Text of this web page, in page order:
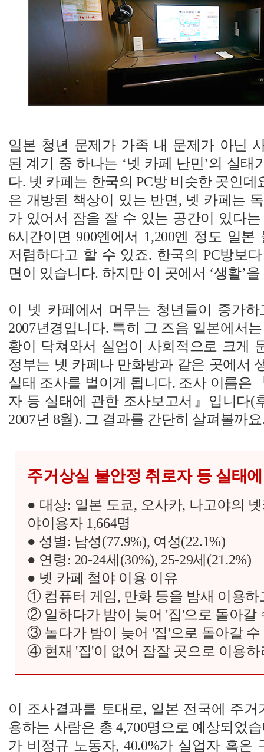
일본 청년 문제가 가족 내 문제가 아닌
된 계기 중 하나는 ‘넷 카페 난민’의 실태
다. 넷 카페는 한국의 PC방 비슷한 곳인데
은 개방된 책상이 있는 반면, 넷 카페는
가 있어서 잠을 잘 수 있는 공간이 있다
6시간이면 900엔에서 1,200엔 정도 일
저렴하다고 할 수 있죠. 한국의 PC방보
면이 있습니다. 하지만 이 곳에서 ‘생활’
이 넷 카페에서 머무는 청년들이 증가
2007년경입니다. 특히 그 즈음 일본에서
황이 닥쳐와서 실업이 사회적으로 크게
정부는 넷 카페나 만화방과 같은 곳에서
실태 조사를 벌이게 됩니다. 조사 이름은
자 등 실태에 관한 조사보고서』입니다(
2007년 8월). 그 결과를 간단히 살펴볼까
주거상실 불안정 취로자 등 실태
● 대상: 일본 도쿄, 오사카, 나고야의
야이용자 1,664명
● 성별: 남성(77.9%), 여성(22.1%)
● 연령: 20-24세(30%), 25-29세(21.2%)
● 넷 카페 철야 이용 이유
① 컴퓨터 게임, 만화 등을 밤새 이용하
② 일하다가 밤이 늦어 '집'으로 돌아갈
③ 놀다가 밤이 늦어 '집'으로 돌아갈 수
④ 현재 '집'이 없어 잠잘 곳으로 이용하
이 조사결과를 토대로, 일본 전국에 주
용하는 사람은 총 4,700명으로 예상되었
가 비정규 노동자, 40.0%가 실업자 혹은